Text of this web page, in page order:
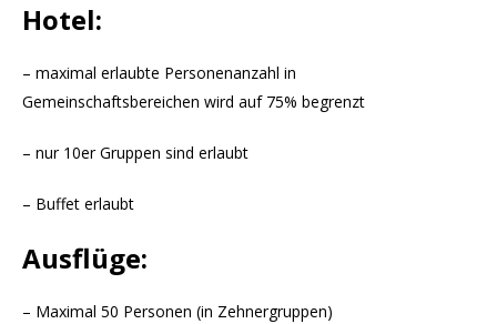
Hotel:
– maximal erlaubte Personenanzahl in
Gemeinschaftsbereichen wird auf 75% begrenzt
– nur 10er Gruppen sind erlaubt
– Buffet erlaubt
Ausflüge:
– Maximal 50 Personen (in Zehnergruppen)